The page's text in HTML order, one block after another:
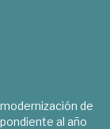
de
al año